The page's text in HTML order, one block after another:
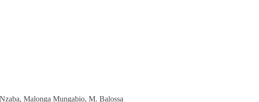
Malonga Munga­bio, M. Balossa